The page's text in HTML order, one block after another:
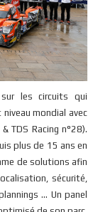
les circuits qui
mondial avec
TDS Racing n°28).
plus de 15 ans en
de solutions afin
sécurité,
... Un panel